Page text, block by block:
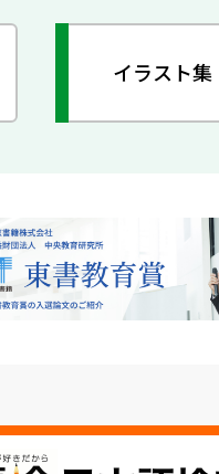
イラスト集